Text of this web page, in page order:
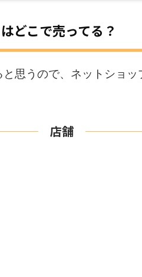
どこで売ってる？
思うので、ネットショ
店舗